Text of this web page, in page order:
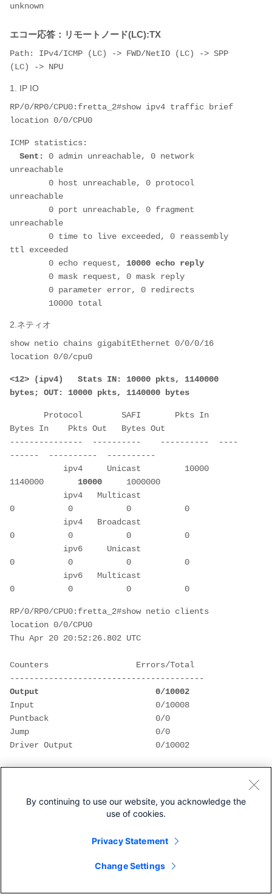
unknown
エコー応答：リモートノード(LC):TX
Path: IPv4/ICMP (LC) -> FWD/NetIO (LC) -> SPP
(LC) -> NPU
1. IP IO
RP/0/RP0/CPU0:fretta_2#show ipv4 traffic brief
location 0/0/CPU0
ICMP statistics:
Sent:
0 admin unreachable, 0 network
unreachable
0 host unreachable, 0 protocol
unreachable
0 port unreachable, 0 fragment
unreachable
0 time to live exceeded, 0 reassembly
ttl exceeded
0 echo request,
10000 echo reply
0 mask request, 0 mask reply
0 parameter error, 0 redirects
10000 total
2.ネティオ
show netio chains gigabitEthernet 0/0/0/16
location 0/0/cpu0
<12> (ipv4)   Stats IN: 10000 pkts, 1140000
bytes; OUT: 10000 pkts, 1140000 bytes
Protocol        SAFI       Pkts In
Bytes In    Pkts Out   Bytes Out
---------------  ----------    ----------  ----
------  ----------  ----------
ipv4     Unicast         10000
1140000
10000 1000000
ipv4   Multicast
0           0           0           0
ipv4   Broadcast
0           0           0           0
ipv6     Unicast
0           0           0           0
ipv6   Multicast
0           0           0           0
RP/0/RP0/CPU0:fretta_2#show netio clients
location 0/0/CPU0
Thu Apr 20 20:52:26.802 UTC
Counters                  Errors/Total
----------------------------------------
Output                        0/10002
Input                         0/10008
Puntback                      0/0
Jump                          0/0
Driver Output                 0/10002
-----------------------------------------------
By continuing to use our website, you acknowledge the
use of cookies.
Privacy Statement
Change Settings